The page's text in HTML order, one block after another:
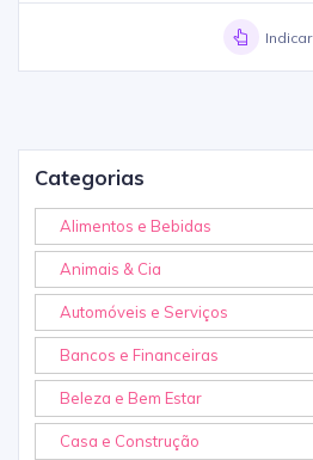
Categorias
Alimentos e Bebidas
Animais & Cia
Automóveis e Serviços
Bancos e Financeiras
Beleza e Bem Estar
Casa e Construção
Indicar